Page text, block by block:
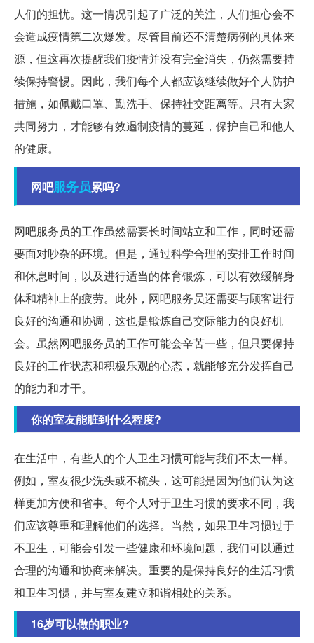
人们的担忧。这一情况引起了广泛的关注，人们担心会不
会造成疫情第二次爆发。尽管目前还不清楚病例的具体来
源，但这再次提醒我们疫情并没有完全消失，仍然需要持
续保持警惕。因此，我们每个人都应该继续做好个人防护
措施，如佩戴口罩、勤洗手、保持社交距离等。只有大家
共同努力，才能够有效遏制疫情的蔓延，保护自己和他人
的健康。
网吧服务员累吗?
网吧服务员的工作虽然需要长时间站立和工作，同时还需
要面对吵杂的环境。但是，通过科学合理的安排工作时间
和休息时间，以及进行适当的体育锻炼，可以有效缓解身
体和精神上的疲劳。此外，网吧服务员还需要与顾客进行
良好的沟通和协调，这也是锻炼自己交际能力的良好机
会。虽然网吧服务员的工作可能会辛苦一些，但只要保持
良好的工作状态和积极乐观的心态，就能够充分发挥自己
的能力和才干。
你的室友能脏到什么程度?
在生活中，有些人的个人卫生习惯可能与我们不太一样。
例如，室友很少洗头或不梳头，这可能是因为他们认为这
样更加方便和省事。每个人对于卫生习惯的要求不同，我
们应该尊重和理解他们的选择。当然，如果卫生习惯过于
不卫生，可能会引发一些健康和环境问题，我们可以通过
合理的沟通和协商来解决。重要的是保持良好的生活习惯
和卫生习惯，并与室友建立和谐相处的关系。
16岁可以做的职业?